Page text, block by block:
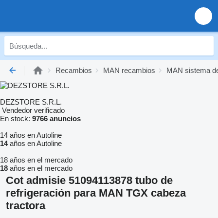
Recambios MAN recambios MAN sistema
DEZSTORE S.R.L.
Vendedor verificado
En stock: 9766 anuncios
14 años en Autoline
14años en Autoline
18 años en el mercado
18 años en el mercado
Cot admisie 51094113878 tubo de
refrigeración para MAN TGX cabeza
tractora